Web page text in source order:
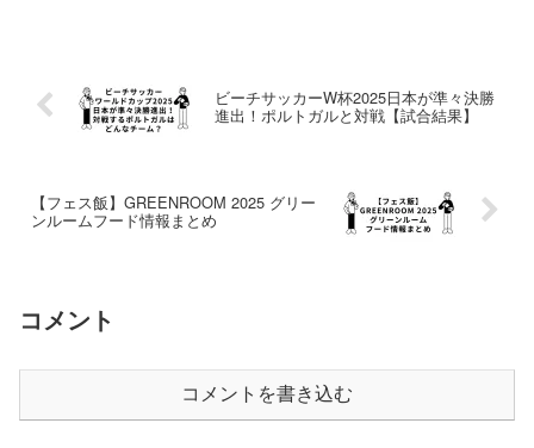
ビーチサッカーW杯2025日本が準々決勝
進出！ポルトガルと対戦【試合結果】
【フェス飯】GREENROOM 2025 グリー
ンルームフード情報まとめ
コメント
コメントを書き込む